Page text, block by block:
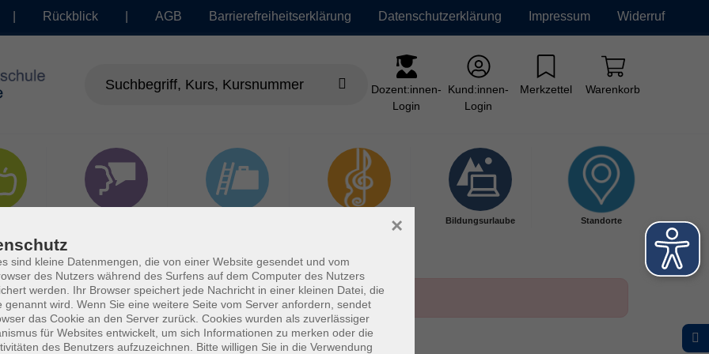
Rückblick AGB Barrierefreiheitserklärung Datenschutzerklärung Impressum Widerruf
Dozent:innen-
Login
Kund:innen-
Login
Merkzettel Warenkorb
Bildungsurlaube Standorte
sind kleine Datenmengen, die von einer Website gesendet und vom
des Nutzers während des Surfens auf dem Computer des Nutzers
werden. Ihr Browser speichert jede Nachricht in einer kleinen Datei, die
genannt wird. Wenn Sie eine weitere Seite vom Server anfordern, sendet
das Cookie an den Server zurück. Cookies wurden als zuverlässiger
für Websites entwickelt, um sich Informationen zu merken oder die
des Benutzers aufzuzeichnen. Bitte willigen Sie in die Verwendung
×